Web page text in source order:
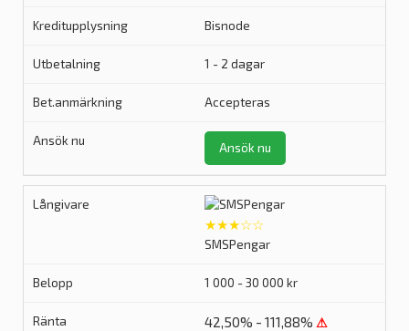
Bisnode
1 - 2 dagar
Accepteras
Ansök nu
★★★☆☆
SMSPengar
1 000 - 30 000 kr
42,50% - 111,88% ⚠